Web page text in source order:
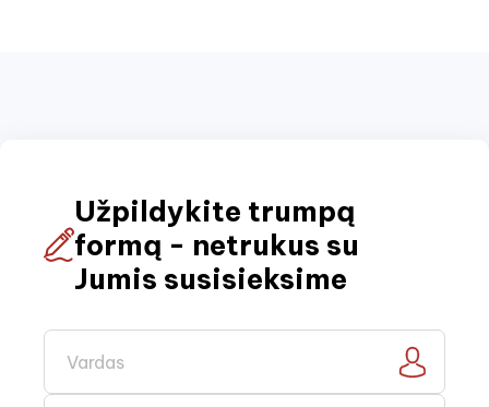
Užpildykite trumpą
formą - netrukus su
Jumis susisieksime